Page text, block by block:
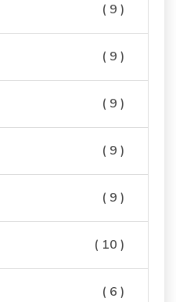
( 9 )
( 9 )
( 9 )
( 9 )
( 9 )
( 10 )
( 6 )